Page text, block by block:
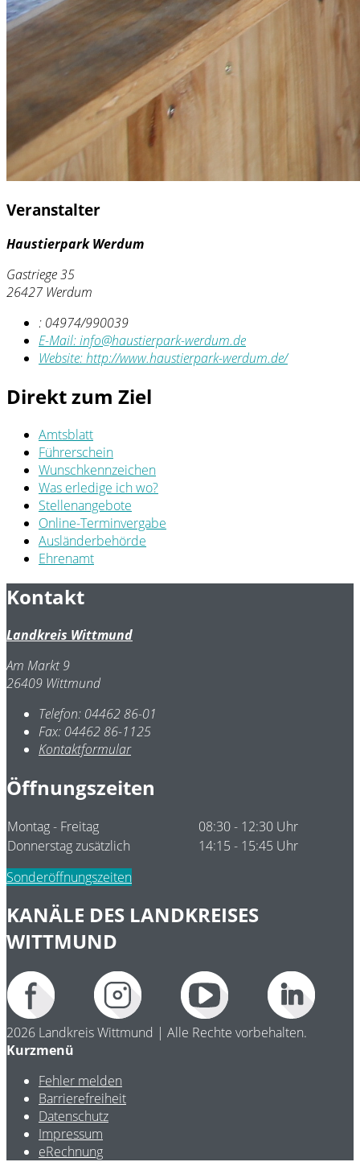
Veranstalter
Haustierpark Werdum
Gastriege 35
26427 Werdum
: 04974/990039
E-Mail:info@haustierpark-werdum.de
Website:http://www.haustierpark-werdum.de/
Direkt zum Ziel
Amtsblatt
Führerschein
Wunschkennzeichen
Was erledige ich wo?
Stellenangebote
Online-Terminvergabe
Ausländerbehörde
Ehrenamt
Kontakt
Landkreis Wittmund
Am Markt 9
26409 Wittmund
Telefon: 04462 86-01
Fax: 04462 86-1125
Kontaktformular
Öffnungszeiten
Montag - Freitag
08:30 - 12:30 Uhr
Donnerstag zusätzlich
14:15 - 15:45 Uhr
Sonderöffnungszeiten
KANÄLE DES LANDKREISES
WITTMUND
2026 Landkreis Wittmund | Alle Rechte vorbehalten.
Kurzmenü
Fehler melden
Barrierefreiheit
Datenschutz
Impressum
eRechnung